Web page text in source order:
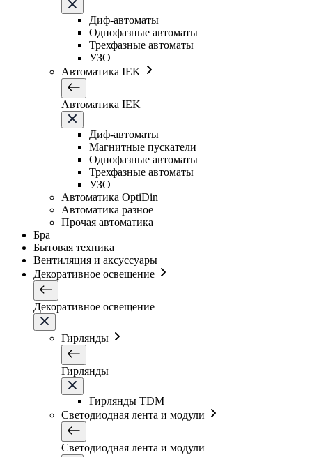
Диф-автоматы
Однофазные автоматы
Трехфазные автоматы
УЗО
Автоматика IEK
Автоматика IEK
Диф-автоматы
Магнитные пускатели
Однофазные автоматы
Трехфазные автоматы
УЗО
Автоматика OptiDin
Автоматика разное
Прочая автоматика
Бра
Бытовая техника
Вентиляция и аксуссуары
Декоративное освещение
Декоративное освещение
Гирлянды
Гирлянды
Гирлянды TDM
Светодиодная лента и модули
Светодиодная лента и модули